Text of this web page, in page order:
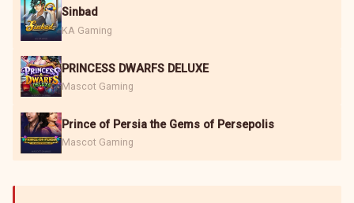
Sinbad
KA Gaming
PRINCESS DWARFS DELUXE
Mascot Gaming
Prince of Persia the Gems of Persepolis
Mascot Gaming